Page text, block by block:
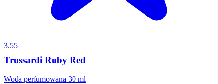
3.55
Trussardi Ruby Red
Woda perfumowana 30 ml